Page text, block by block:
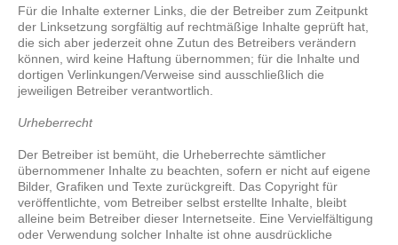
Für die Inhalte externer Links, die der Betreiber zum Zeitpunkt
der Linksetzung sorgfältig auf rechtmäßige Inhalte geprüft hat,
die sich aber jederzeit ohne Zutun des Betreibers verändern
können, wird keine Haftung übernommen; für die Inhalte und
dortigen Verlinkungen/Verweise sind ausschließlich die
jeweiligen Betreiber verantwortlich.
Urheberrecht
Der Betreiber ist bemüht, die Urheberrechte sämtlicher
übernommener Inhalte zu beachten, sofern er nicht auf eigene
Bilder, Grafiken und Texte zurückgreift. Das Copyright für
veröffentlichte, vom Betreiber selbst erstellte Inhalte, bleibt
alleine beim Betreiber dieser Internetseite. Eine Vervielfältigung
oder Verwendung solcher Inhalte ist ohne ausdrückliche